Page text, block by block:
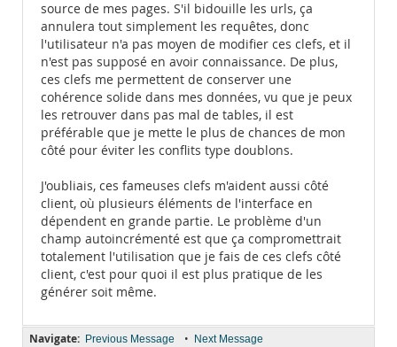
source de mes pages. S'il bidouille les urls, ça
annulera tout simplement les requêtes, donc
l'utilisateur n'a pas moyen de modifier ces clefs, et il
n'est pas supposé en avoir connaissance. De plus,
ces clefs me permettent de conserver une
cohérence solide dans mes données, vu que je peux
les retrouver dans pas mal de tables, il est
préférable que je mette le plus de chances de mon
côté pour éviter les conflits type doublons.
J'oubliais, ces fameuses clefs m'aident aussi côté
client, où plusieurs éléments de l'interface en
dépendent en grande partie. Le problème d'un
champ autoincrémenté est que ça compromettrait
totalement l'utilisation que je fais de ces clefs côté
client, c'est pour quoi il est plus pratique de les
générer soit même.
Navigate: Previous Message • Next Message